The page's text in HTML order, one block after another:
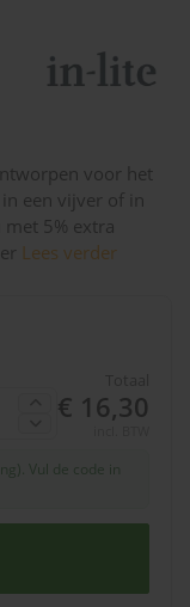
voor het
een vijver of in
5% extra
Lees verder
€ 16,30
Vul de code in